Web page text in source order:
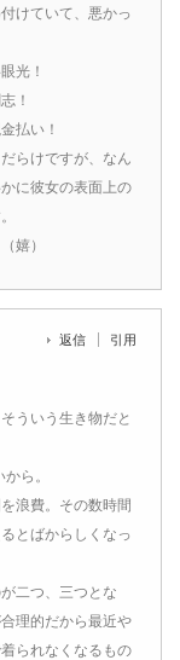
けていて、悪かっ
光！
！
払い！
らけですが、なん
に彼女の表面上の
嬉）
返信 引用
ういう生き物だと
ら。
浪費。その数時間
とばからしくなっ
二つ、三つとな
理的だから最近や
られなくなるもの